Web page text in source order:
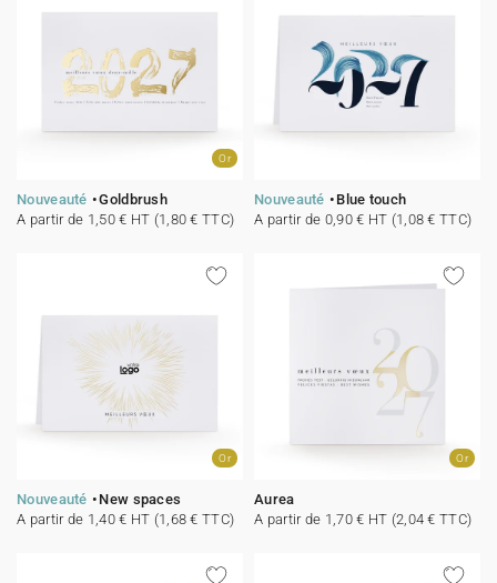
Or
Nouveauté
Goldbrush
A partir de 1,50 € HT (1,80 € TTC)
Nouveauté
Blue touch
A partir de 0,90 € HT (1,08 € TTC)
Or
Nouveauté
New spaces
A partir de 1,40 € HT (1,68 € TTC)
Or
Aurea
A partir de 1,70 € HT (2,04 € TTC)